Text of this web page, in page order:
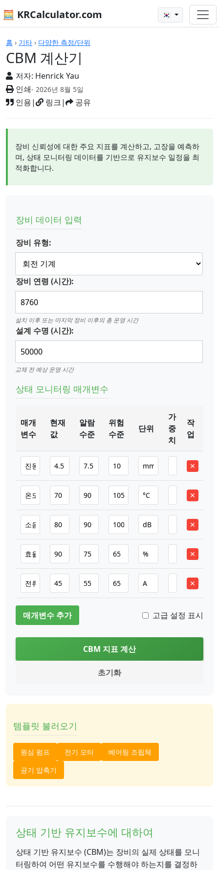
🧮 KRCalculator.com 🇰🇷
홈 › 기타 › 다양한 측정/단위
CBM 계산기
저자: Henrick Yau
인쇄- 2026년 8월 5일
인용| 링크| 공유
계산기
장비 신뢰성에 대한 주요 지표를 계산하고, 고장을 예측하
며, 상태 모니터링 데이터를 기반으로 유지보수 일정을 최
적화합니다.
장비 데이터 입력
장비 유형:
장비 연령 (시간):
설치 이후 또는 마지막 정비 이후의 총 운영 시간
설계 수명 (시간):
교체 전 예상 운영 시간
상태 모니터링 매개변수
매개
변수
현재
값
알람
수준
위험
수준
단위
가
중
치
작
업
✕
✕
✕
✕
✕
매개변수 추가 고급 설정 표시
CBM 지표 계산
초기화
템플릿 불러오기
원심 펌프 전기 모터
베어링 조립체
공기 압축기
상태 기반 유지보수에 대하여
상태 기반 유지보수 (CBM)는 장비의 실제 상태를 모니
터링하여 어떤 유지보수를 수행해야 하는지를 결정하